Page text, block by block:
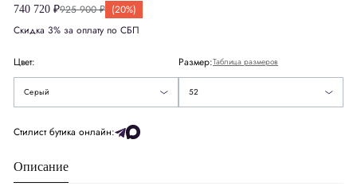
740 720 ₽925 900 ₽ (20%)
Скидка 3% за оплату по СБП
Цвет:
Серый
Размер:Таблица размеров
52
60
Стилист бутика онлайн:
Описание
США US
Европа
Деним
Обхват груди